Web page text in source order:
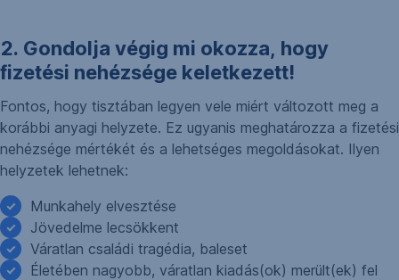
2. Gondolja végig mi okozza, hogy
fizetési nehézsége keletkezett!
Fontos, hogy tisztában legyen vele miért változott meg a
korábbi anyagi helyzete. Ez ugyanis meghatározza a fizetési
nehézsége mértékét és a lehetséges megoldásokat. Ilyen
helyzetek lehetnek:
Munkahely elvesztése
Jövedelme lecsökkent
Váratlan családi tragédia, baleset
Életében nagyobb, váratlan kiadás(ok) merült(ek) fel